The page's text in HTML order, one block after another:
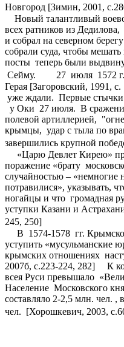
Новгород [Зимин, 2001,
Новый талантливый
всех ратников из
и собрал на северном
собрали суда, чтобы
посты теперь были
Сейму. 27 июля 1572 г.
Герая [Загоровский, 1991,
уже ждали. Первые
у Оки 27 июля. В
полевой артиллерией,
крымцы, удар с тыла по
завершились крупной
«Царю Девлет Кирею»
поражение «брату
случайностью –
потравилися», указывать,
ногайцы и что громадная
уступки Казани и
245, 250]
В 1574-1578 гг.
уступить «мусульманские
крымских отношениях
2007б, с.223-224, 282] К
всея Руси превышало
Население Московского
составляло 2-2,5 млн. чел. ,
чел. [Хорошкевич, 2003,
*